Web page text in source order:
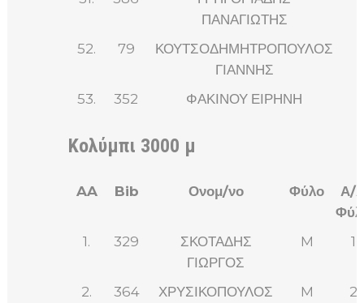
ΠΑΝΑΓΙΩΤΗΣ
52. 79
ΚΟΥΤΣΟΔΗΜΗΤΡΟΠΟΥΛΟΣ
ΓΙΑΝΝΗΣ
53. 352 ΦΑΚΙΝΟΥ ΕΙΡΗΝΗ
Κολύμπι 3000 μ
AA Bib Ονομ/νο Φύλο
Α/
1.
329
ΣΚΟΤΑΔΗΣ
ΓΙΩΡΓΟΣ
M 1
2. 364
ΧΡΥΣΙΚΟΠΟΥΛΟΣ
M 2